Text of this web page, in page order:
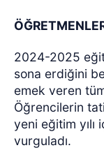
2024-2025
sona erdiğini
emek veren
Öğrencilerin
yeni eğitim yılı
vurguladı.